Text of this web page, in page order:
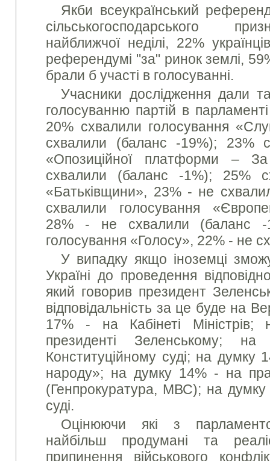
Якби всеукраїнський
сільськогосподарського
найближчої неділі, 22%
референдумі "за" ринок землі,
брали б участі в голосуванні.
Учасники дослідження дали
голосуванню партій в
20% схвалили голосування
схвалили (баланс -19%); 23%
«Опозиційної платформи –
схвалили (баланс -1%); 25%
«Батьківщини», 23% - не
схвалили голосування
28% - не схвалили (баланс -
голосування «Голосу», 22% - не
У випадку якщо іноземці
Україні до проведення
який говорив президент
відповідальність за це буде на
17% - на Кабінеті
президенті Зеленському;
Конституційному суді; на думку
народу»; на думку 14% - на
(Генпрокуратура, МВС); на
суді.
Оцінюючи які з
найбільш продумані та
припинення військового